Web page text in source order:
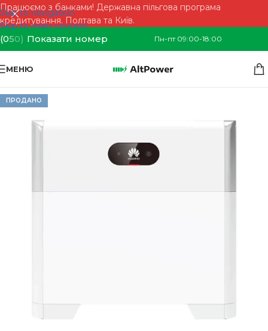
Skip to navigation
Skip to main content
Працюємо з банками! Державна пільгова програма
кредитування. Полтава та Київ.
(050) Показати номер Пн-пт 09:00-18:00
МЕНЮ
ПРОДАНО